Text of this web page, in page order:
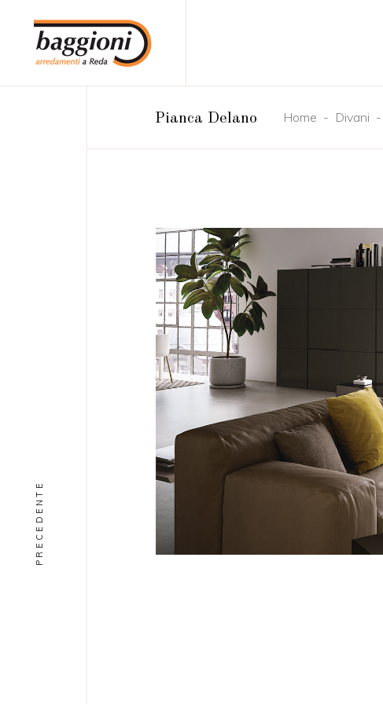
Pianca Delano Home - Divani -
PRECEDENTE